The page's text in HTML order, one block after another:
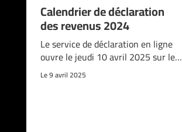
Calendrier de déclaration
des revenus 2024
Le service de déclaration en ligne
ouvre le jeudi 10 avril 2025 sur le…
Le 9 avril 2025